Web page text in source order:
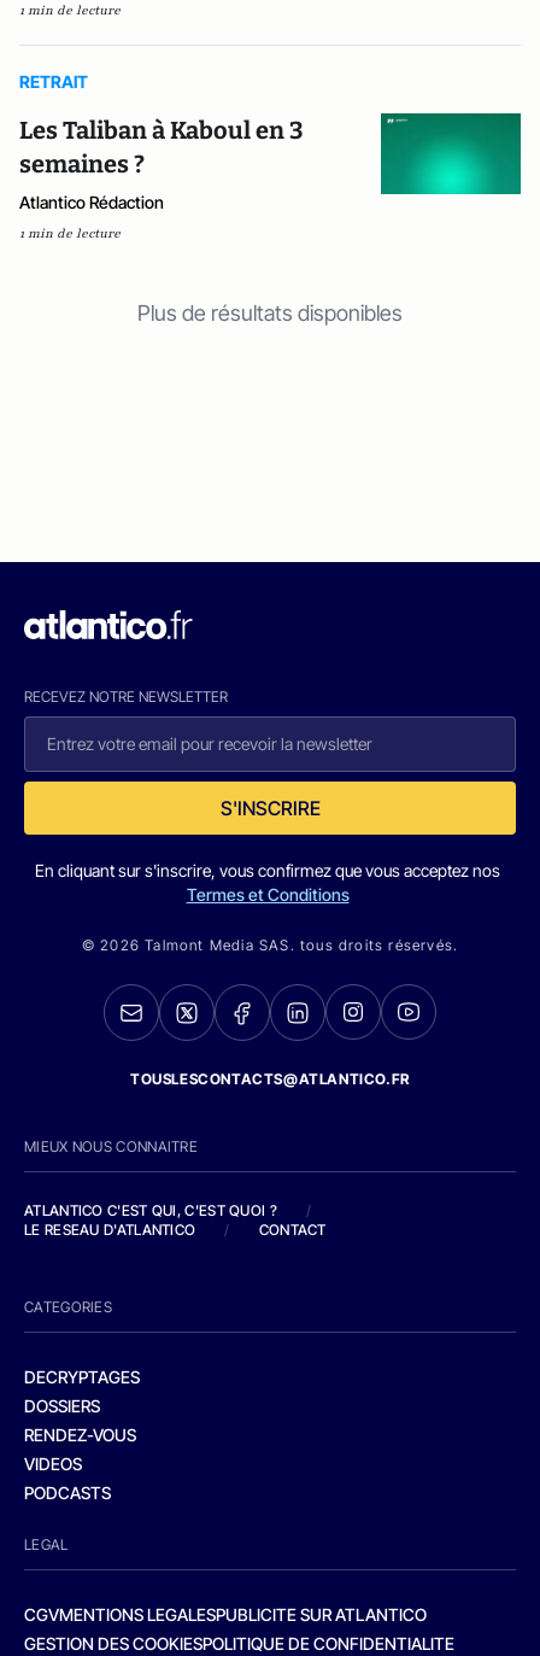
1 min de lecture
RETRAIT
Les Taliban à Kaboul en 3
semaines ?
Atlantico Rédaction
1 min de lecture
Plus de résultats disponibles
RECEVEZ NOTRE NEWSLETTER
S'INSCRIRE
En cliquant sur s'inscrire, vous confirmez que vous acceptez nos
Termes et Conditions
© 2026 Talmont Media SAS. tous droits réservés.
TOUSLESCONTACTS@ATLANTICO.FR
MIEUX NOUS CONNAITRE
ATLANTICO C'EST QUI, C'EST QUOI ?
/
LE RESEAU D'ATLANTICO
/ CONTACT
CATEGORIES
DECRYPTAGES
DOSSIERS
RENDEZ-VOUS
VIDEOS
PODCASTS
LEGAL
CGVMENTIONS LEGALESPUBLICITE SUR ATLANTICO
GESTION DES COOKIESPOLITIQUE DE CONFIDENTIALITE